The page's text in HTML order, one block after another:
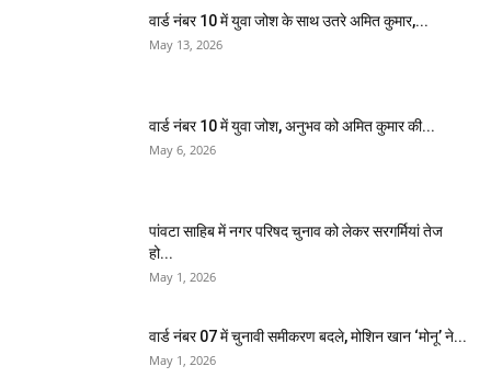
वार्ड नंबर 10 में युवा जोश के साथ उतरे अमित कुमार,...
May 13, 2026
वार्ड नंबर 10 में युवा जोश, अनुभव को अमित कुमार की...
May 6, 2026
पांवटा साहिब में नगर परिषद चुनाव को लेकर सरगर्मियां तेज
हो...
May 1, 2026
वार्ड नंबर 07 में चुनावी समीकरण बदले, मोशिन खान ‘मोनू’ ने...
May 1, 2026